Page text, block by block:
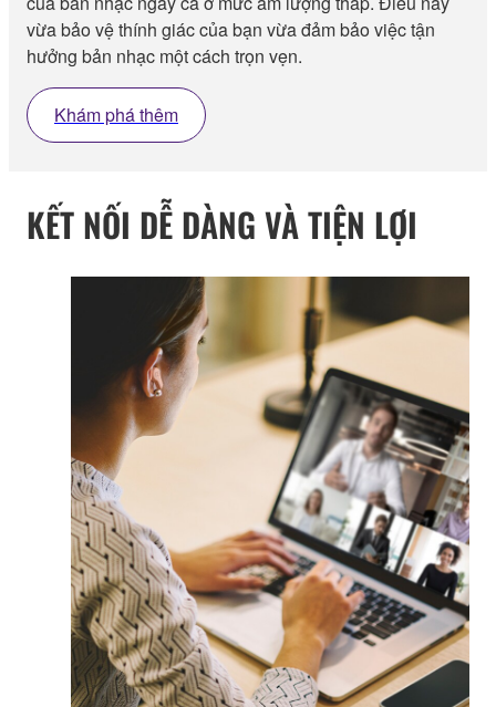
vừa bảo vệ thính giác của bạn vừa đảm bảo việc tận
hưởng bản nhạc một cách trọn vẹn.
Khám phá thêm
KẾT NỐI DỄ DÀNG VÀ TIỆN LỢI